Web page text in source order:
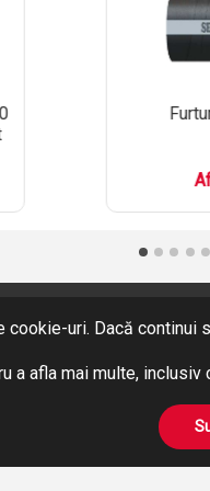
uri. Dacă continui
a afla mai multe,